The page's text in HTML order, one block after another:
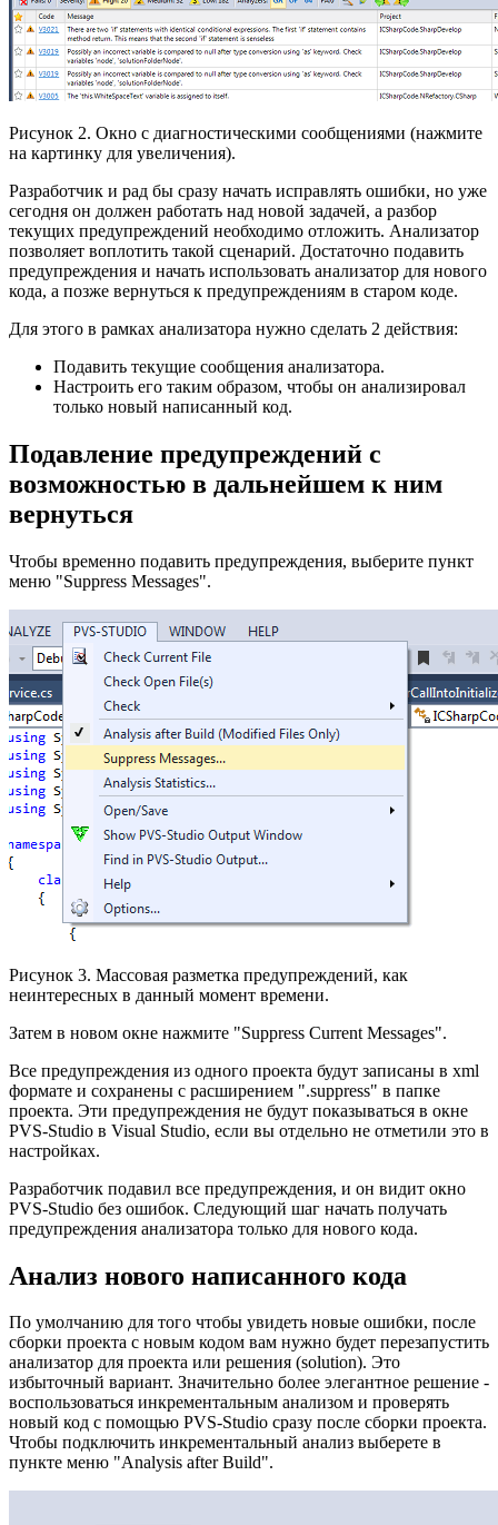
Рисунок 2. Окно с диагностическими сообщениями (нажмите
на картинку для увеличения).
Разработчик и рад бы сразу начать исправлять ошибки, но уже
сегодня он должен работать над новой задачей, а разбор
текущих предупреждений необходимо отложить. Анализатор
позволяет воплотить такой сценарий. Достаточно подавить
предупреждения и начать использовать анализатор для нового
кода, а позже вернуться к предупреждениям в старом коде.
Для этого в рамках анализатора нужно сделать 2 действия:
Подавить текущие сообщения анализатора.
Настроить его таким образом, чтобы он анализировал
только новый написанный код.
Подавление предупреждений с
возможностью в дальнейшем к ним
вернуться
Чтобы временно подавить предупреждения, выберите пункт
меню "Suppress Messages".
Рисунок 3. Массовая разметка предупреждений, как
неинтересных в данный момент времени.
Затем в новом окне нажмите "Suppress Current Messages".
Все предупреждения из одного проекта будут записаны в xml
формате и сохранены с расширением ".suppress" в папке
проекта. Эти предупреждения не будут показываться в окне
PVS-Studio в Visual Studio, если вы отдельно не отметили это в
настройках.
Разработчик подавил все предупреждения, и он видит окно
PVS-Studio без ошибок. Следующий шаг начать получать
предупреждения анализатора только для нового кода.
Анализ нового написанного кода
По умолчанию для того чтобы увидеть новые ошибки, после
сборки проекта с новым кодом вам нужно будет перезапустить
анализатор для проекта или решения (solution). Это
избыточный вариант. Значительно более элегантное решение -
воспользоваться инкрементальным анализом и проверять
новый код с помощью PVS-Studio сразу после сборки проекта.
Чтобы подключить инкрементальный анализ выберете в
пункте меню "Analysis after Build".